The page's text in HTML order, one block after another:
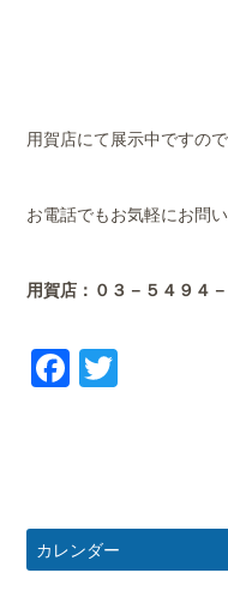
用賀店にて展示中ですの
お電話でもお気軽にお問
用賀店：０３－５４９４
Facebook
カレンダー